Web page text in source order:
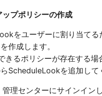
ップポリシーの作成
をユーザーに割り当てる
作成します。
きるポリシーが存在する場
ScheduleLookを追加して
管理センターにサインイン